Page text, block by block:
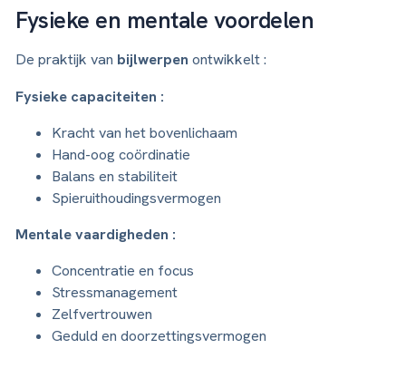
Fysieke en mentale voordelen
De praktijk van bijlwerpen ontwikkelt :
Fysieke capaciteiten :
Kracht van het bovenlichaam
Hand-oog coördinatie
Balans en stabiliteit
Spieruithoudingsvermogen
Mentale vaardigheden :
Concentratie en focus
Stressmanagement
Zelfvertrouwen
Geduld en doorzettingsvermogen